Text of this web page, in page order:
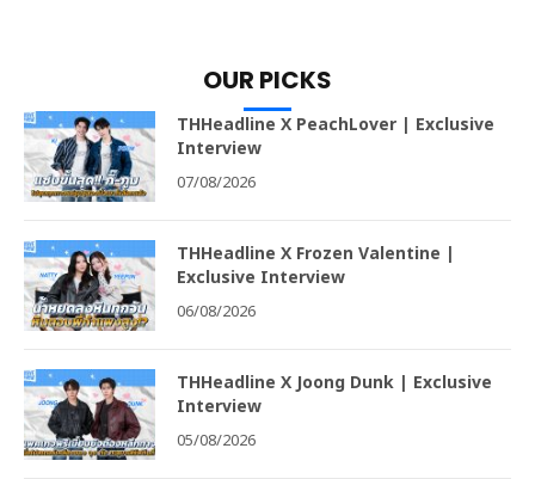
OUR PICKS
THHeadline X PeachLover | Exclusive
Interview
07/08/2026
THHeadline X Frozen Valentine |
Exclusive Interview
06/08/2026
THHeadline X Joong Dunk | Exclusive
Interview
05/08/2026